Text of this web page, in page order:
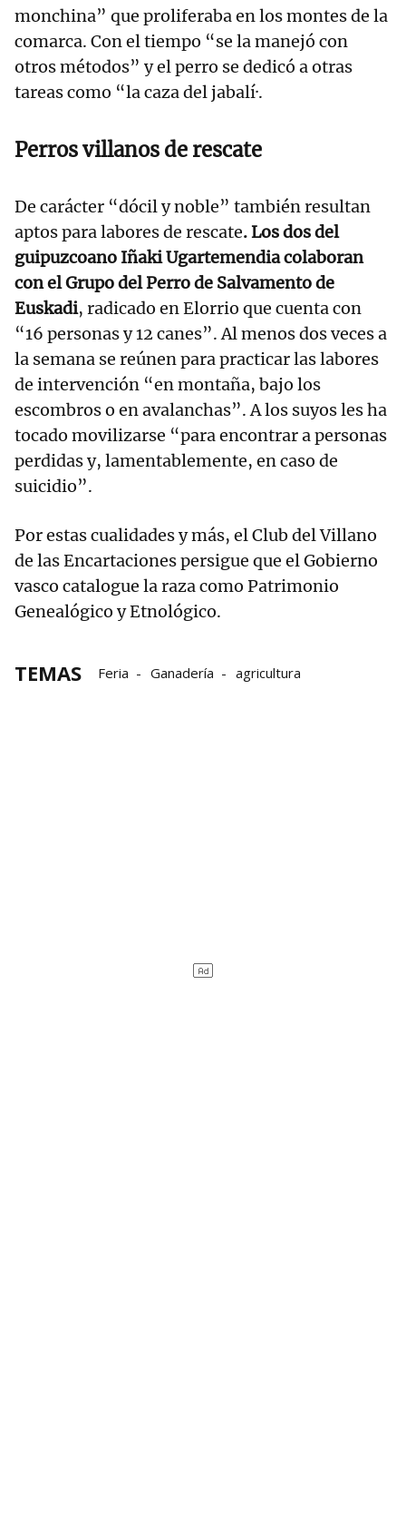
monchina” que proliferaba en los montes de la
comarca. Con el tiempo “se la manejó con
otros métodos” y el perro se dedicó a otras
tareas como “la caza del jabalí·.
Perros villanos de rescate
De carácter “dócil y noble” también resultan
aptos para labores de rescate. Los dos del
guipuzcoano Iñaki Ugartemendia colaboran
con el Grupo del Perro de Salvamento de
Euskadi, radicado en Elorrio que cuenta con
“16 personas y 12 canes”. Al menos dos veces a
la semana se reúnen para practicar las labores
de intervención “en montaña, bajo los
escombros o en avalanchas”. A los suyos les ha
tocado movilizarse “para encontrar a personas
perdidas y, lamentablemente, en caso de
suicidio”.
Por estas cualidades y más, el Club del Villano
de las Encartaciones persigue que el Gobierno
vasco catalogue la raza como Patrimonio
Genealógico y Etnológico.
TEMAS Feria Ganadería agricultura